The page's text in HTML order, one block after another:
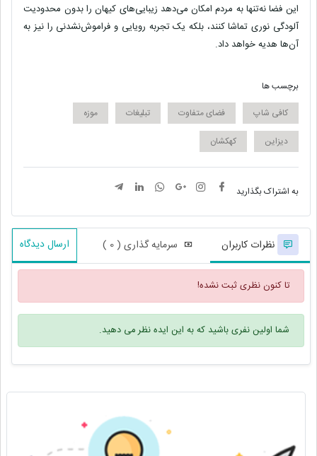
این فضا نه‌تنها به مردم امکان می‌دهد زیبایی‌های کیهان را بدون محدودیت
آلودگی نوری تماشا کنند، بلکه یک تجربه رویایی و فراموش‌نشدنی را نیز به
آن‌ها هدیه خواهد داد.
برچسب ها
کافی شاپ
فضای متفاوت تبلیغات
موزه
دیزاین
کهکشان
به اشتراک بگذارید
نظرات کاربران سرمایه گذاری ( 0 ) ارسال دیدگاه
تا کنون نظری ثبت نشده!
شما اولین نفری باشید که به این ایده نظر می دهید.